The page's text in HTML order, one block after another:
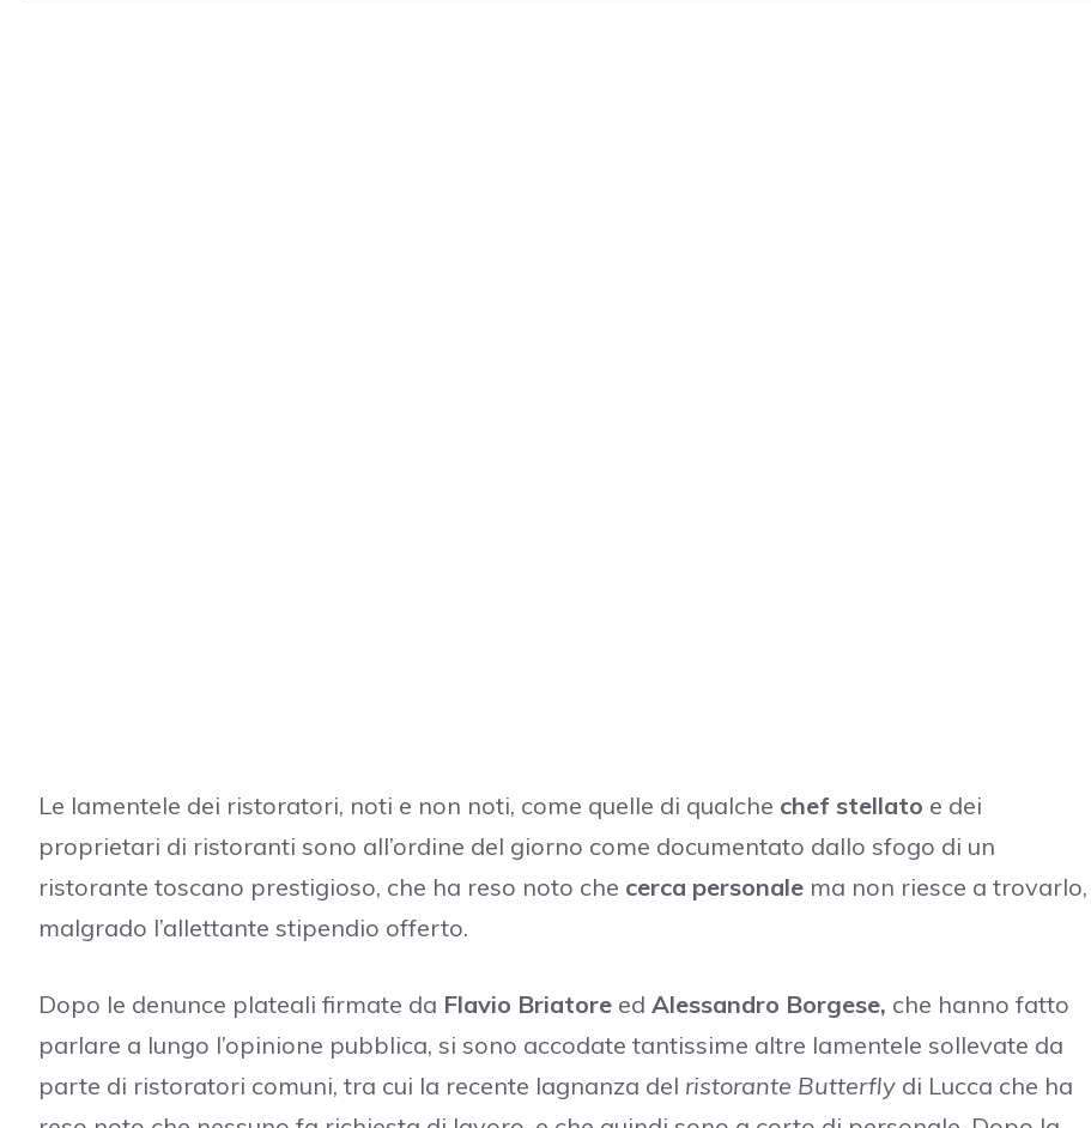
Le lamentele dei ristoratori, noti e non noti, come quelle di qualche chef stellato e dei
proprietari di ristoranti sono all’ordine del giorno come documentato dallo sfogo di un
ristorante toscano prestigioso, che ha reso noto che cerca personale ma non riesce a trovarlo,
malgrado l’allettante stipendio offerto.
Dopo le denunce plateali firmate da Flavio Briatore ed Alessandro Borgese, che hanno fatto
parlare a lungo l’opinione pubblica, si sono accodate tantissime altre lamentele sollevate da
parte di ristoratori comuni, tra cui la recente lagnanza del ristorante Butterfly di Lucca che ha